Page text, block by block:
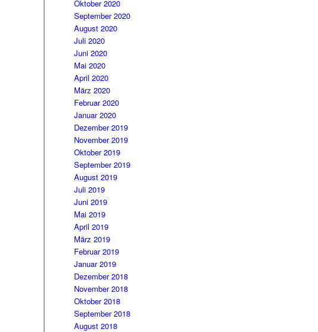
Oktober 2020
September 2020
August 2020
Juli 2020
Juni 2020
Mai 2020
April 2020
März 2020
Februar 2020
Januar 2020
Dezember 2019
November 2019
Oktober 2019
September 2019
August 2019
Juli 2019
Juni 2019
Mai 2019
April 2019
März 2019
Februar 2019
Januar 2019
Dezember 2018
November 2018
Oktober 2018
September 2018
August 2018